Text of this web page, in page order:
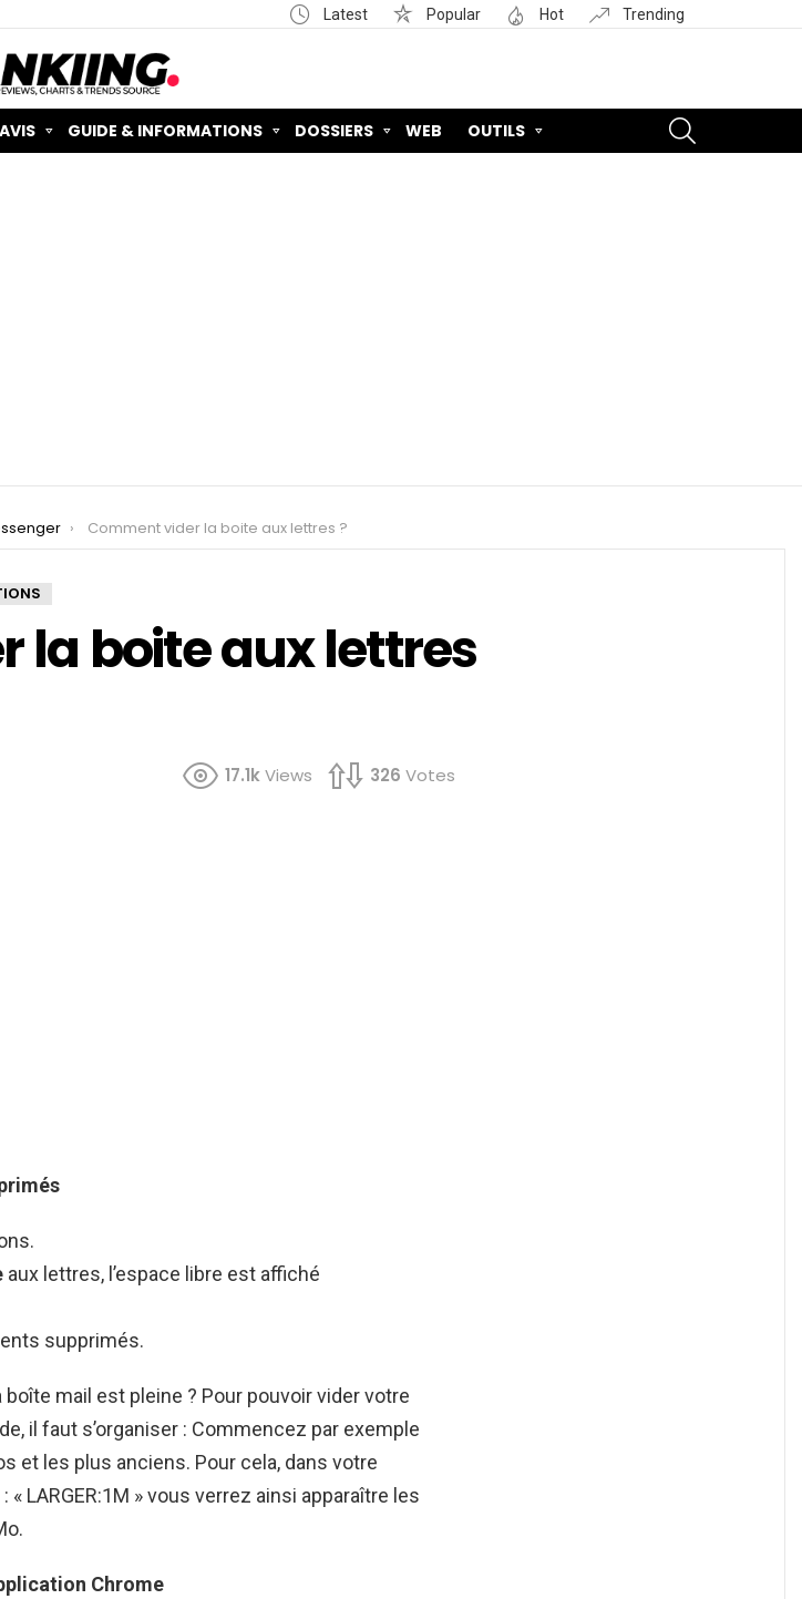
Latest Popular Hot Trending
GUIDE & INFORMATIONS DOSSIERS WEB OUTILS
Comment vider la boite aux lettres ?
la boite aux lettres
17.1kViews 326 Votes
aux lettres, l’espace libre est affiché
supprimés.
mail est pleine ? Pour pouvoir vider votre
il faut s’organiser : Commencez par exemple
et les plus anciens. Pour cela, dans votre
LARGER:1M » vous verrez ainsi apparaître les
Chrome